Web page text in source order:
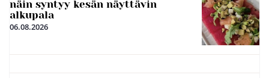
näin syntyy kesän näyttävin
alkupala
06.08.2026